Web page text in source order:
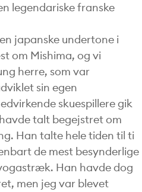
legendariske franske
japanske undertone i
om Mishima, og vi
herre, som var
sin egen
skuespillere gik
talt begejstret om
Han talte hele tiden til ti
de mest besynderlige
Han havde dog
men jeg var blevet